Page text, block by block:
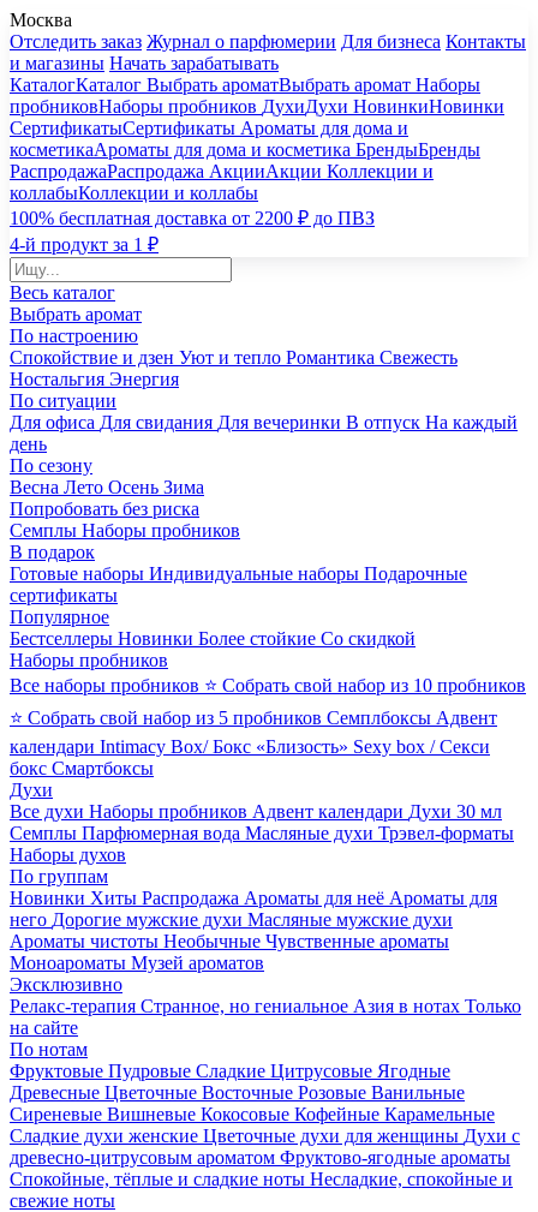
Москва
Отследить заказ Журнал о парфюмерии Для бизнеса Контакты
и магазины Начать зарабатывать
КаталогКаталог Выбрать ароматВыбрать аромат Наборы
пробниковНаборы пробников ДухиДухи НовинкиНовинки
СертификатыСертификаты Ароматы для дома и
косметикаАроматы для дома и косметика БрендыБренды
РаспродажаРаспродажа АкцииАкции Коллекции и
коллабыКоллекции и коллабы
100% бесплатная доставка от 2200 ₽ до ПВЗ
4-й продукт за 1 ₽
Весь каталог
Выбрать аромат
По настроению
Спокойствие и дзен Уют и тепло Романтика Свежесть
Ностальгия Энергия
По ситуации
Для офиса Для свидания Для вечеринки В отпуск На каждый
день
По сезону
Весна Лето Осень Зима
Попробовать без риска
Семплы Наборы пробников
В подарок
Готовые наборы Индивидуальные наборы Подарочные
сертификаты
Популярное
Бестселлеры Новинки Более стойкие Со скидкой
Наборы пробников
Все наборы пробников ⭐ Собрать свой набор из 10 пробников
⭐ Собрать свой набор из 5 пробников Семплбоксы Адвент
календари Intimacy Box/ Бокс «Близость» Sexy box / Секси
бокс Смартбоксы
Духи
Все духи Наборы пробников Адвент календари Духи 30 мл
Семплы Парфюмерная вода Масляные духи Трэвел-форматы
Наборы духов
По группам
Новинки Хиты Распродажа Ароматы для неё Ароматы для
него Дорогие мужские духи Масляные мужские духи
Ароматы чистоты Необычные Чувственные ароматы
Моноароматы Музей ароматов
Эксклюзивно
Релакс-терапия Странное, но гениальное Азия в нотах Только
на сайте
По нотам
Фруктовые Пудровые Сладкие Цитрусовые Ягодные
Древесные Цветочные Восточные Розовые Ванильные
Сиреневые Вишневые Кокосовые Кофейные Карамельные
Сладкие духи женские Цветочные духи для женщины Духи с
древесно-цитрусовым ароматом Фруктово-ягодные ароматы
Спокойные, тёплые и сладкие ноты Несладкие, спокойные и
свежие ноты